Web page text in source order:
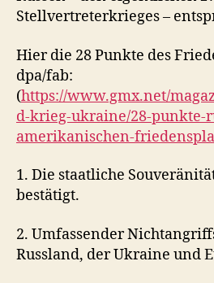
Stellvertreterkrieges –
Hier die 28 Punkte des
dpa/fab:
(https://www.gmx.net/
d-krieg-ukraine/28-punkte-
amerikanischen-
1. Die staatliche
bestätigt.
2. Umfassender
Russland, der Ukraine und